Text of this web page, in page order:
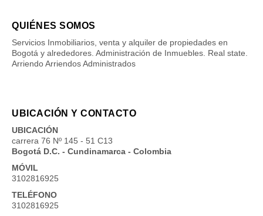
QUIÉNES SOMOS
Servicios Inmobiliarios, venta y alquiler de propiedades en
Bogotá y alrededores. Administración de Inmuebles. Real state.
Arriendo Arriendos Administrados
UBICACIÓN Y CONTACTO
UBICACIÓN
carrera 76 Nº 145 - 51 C13
Bogotá D.C. - Cundinamarca - Colombia
MÓVIL
3102816925
TELÉFONO
3102816925